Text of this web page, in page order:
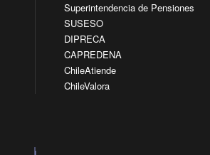
Superintendencia de Pensiones
SUSESO
DIPRECA
CAPREDENA
ChileAtiende
ChileValora